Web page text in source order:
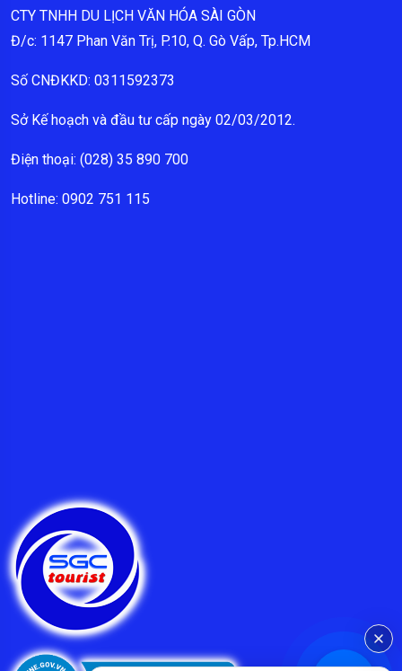
CTY TNHH DU LỊCH VĂN HÓA SÀI GÒN
Đ/c: 1147 Phan Văn Trị, P.10, Q. Gò Vấp, Tp.HCM
Số CNĐKKD: 0311592373
Sở Kế hoạch và đầu tư cấp ngày 02/03/2012.
Điện thoại: (028) 35 890 700
Hotline: 0902 751 115